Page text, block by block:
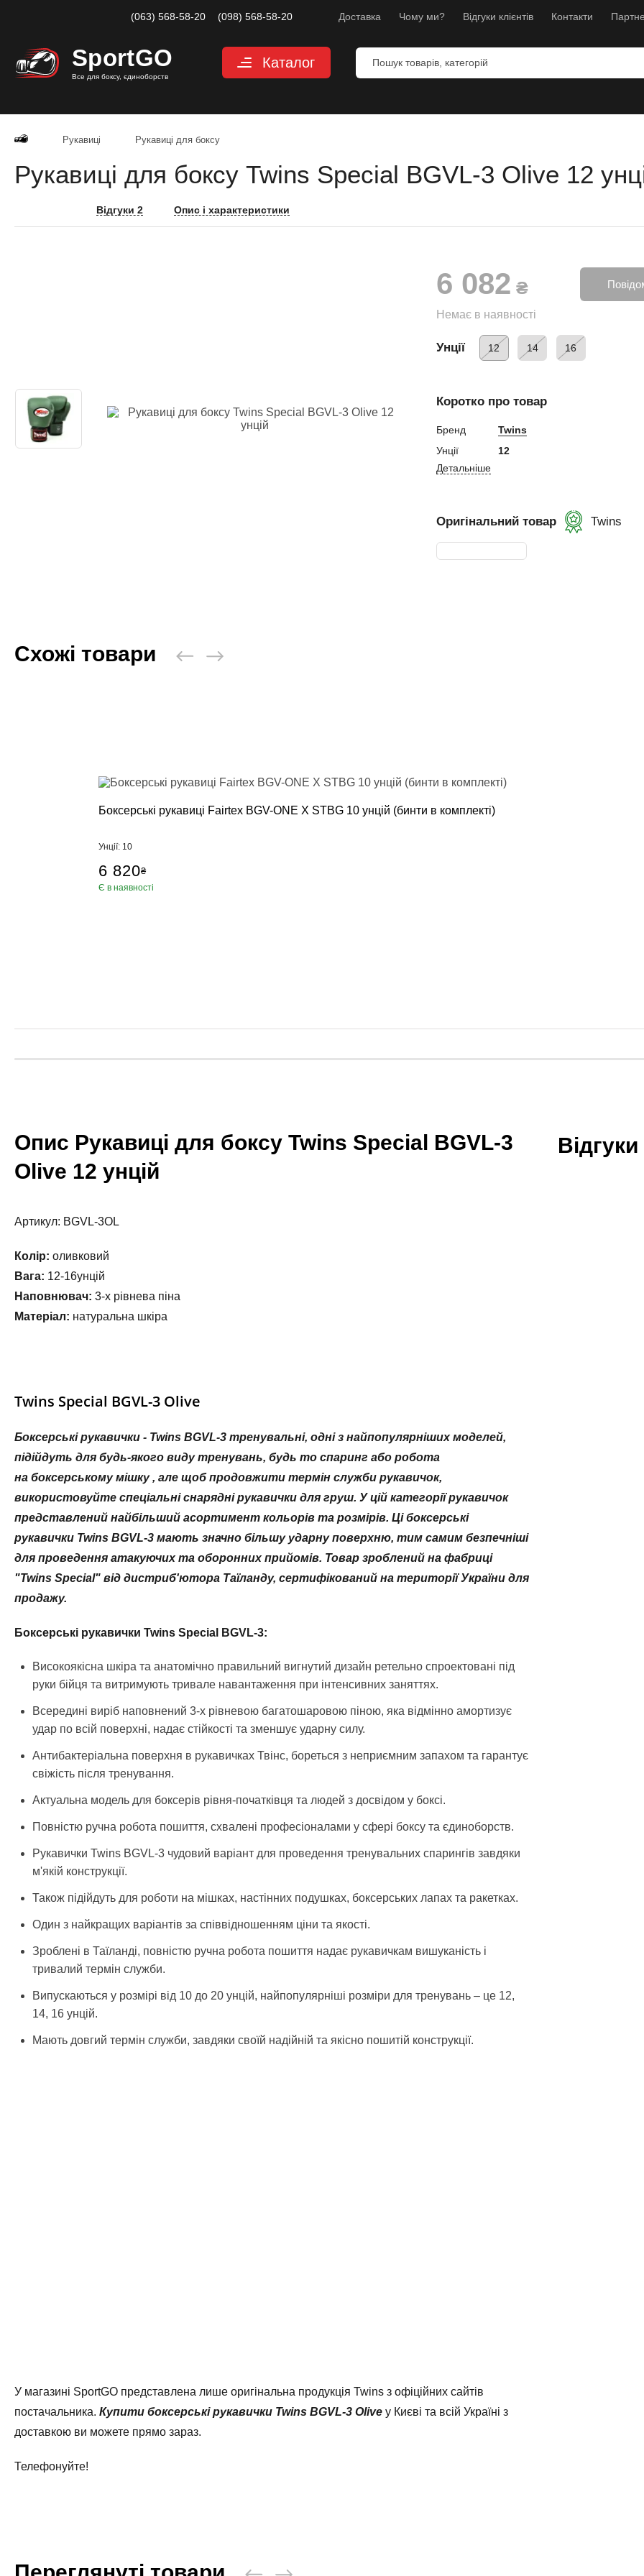
(063) 568-58-20 (098) 568-58-20 Доставка Чому ми? Відгуки клієнтів Контакти
SportGO
Все для боксу, єдиноборств
Каталог
Боксерські бинти
Мішки, груші, манекени
Вільна боротьба
Рукавиці Рукавиці для боксу
Рукавиці для боксу Twins Special BGVL-3 Olive 12
Відгуки 2 Опис і характеристики
6 082 ₴
Немає в наявності
Унції 12 14 16
Коротко про товар
Бренд
Twins
Унції
12
Детальніше
Оригінальний товар Twins
Схожі товари
Боксерські рукавиці Fairtex BGV-ONE X STBG 10 унцій (бинти в комплекті)
Унції: 10
6 820₴
Є в наявності
Опис Рукавиці для боксу Twins Special BGVL-3
Olive 12 унцій
Артикул: BGVL-3OL
Колір: оливковий
Вага: 12-16унцій
Наповнювач: 3-х рівнева піна
Матеріал: натуральна шкіра
Twins Special BGVL-3 Olive
Боксерські рукавички - Twins BGVL-3 тренувальні, одні з найпопулярніших моделей,
підійдуть для будь-якого виду тренувань, будь то спаринг або робота
на боксерському мішку , але щоб продовжити термін служби рукавичок,
використовуйте спеціальні снарядні рукавички для груш. У цій категорії рукавичок
представлений найбільший асортимент кольорів та розмірів. Ці боксерські
рукавички Twins BGVL-3 мають значно більшу ударну поверхню, тим самим безпечніші
для проведення атакуючих та оборонних прийомів. Товар зроблений на фабриці
"Twins Special" від дистриб'ютора Таїланду, сертифікований на території України для
продажу.
Боксерські рукавички Twins Special BGVL-3:
Високоякісна шкіра та анатомічно правильний вигнутий дизайн ретельно спроектовані під
руки бійця та витримують тривале навантаження при інтенсивних заняттях.
Всередині виріб наповнений 3-х рівневою багатошаровою піною, яка відмінно амортизує
удар по всій поверхні, надає стійкості та зменшує ударну силу.
Антибактеріальна поверхня в рукавичках Твінс, бореться з неприємним запахом та гарантує
свіжість після тренування.
Актуальна модель для боксерів рівня-початківця та людей з досвідом у боксі.
Повністю ручна робота пошиття, схвалені професіоналами у сфері боксу та єдиноборств.
Рукавички Twins BGVL-3 чудовий варіант для проведення тренувальних спарингів завдяки
м'якій конструкції.
Також підійдуть для роботи на мішках, настінних подушках, боксерських лапах та ракетках.
Один з найкращих варіантів за співвідношенням ціни та якості.
Зроблені в Таїланді, повністю ручна робота пошиття надає рукавичкам вишуканість і
тривалий термін служби.
Випускаються у розмірі від 10 до 20 унцій, найпопулярніші розміри для тренувань – це 12,
14, 16 унцій.
Мають довгий термін служби, завдяки своїй надійній та якісно пошитій конструкції.
У магазині SportGO представлена лише оригінальна продукція Twins з офіційних сайтів
постачальника. Купити боксерські рукавички Twins BGVL-3 Olive у Києві та всій Україні з
доставкою ви можете прямо зараз.
Телефонуйте!
Відгуки